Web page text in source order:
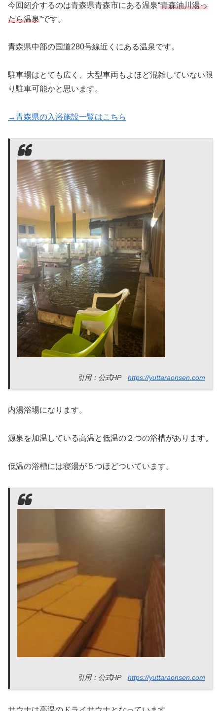
今回紹介するのは青森県青森市にある温泉“青森油川湯っ
たら温泉”です。
青森県中部の国道280号線近くにある温泉です。
駐車場はとても広く、大型車両もよほど混雑していない限
り駐車可能かと思います。
→青森県の入浴施設一覧はこちら
引用：公式HP https://yuttaraonsen.com
内湯浴場になります。
源泉を加温している高温と低温の２つの浴槽があります。
低温の浴槽には寝湯が５つほどついています。
引用：公式HP https://yuttaraonsen.com